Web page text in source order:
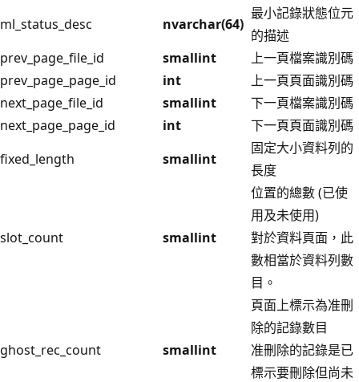
ml_status_desc
nvarchar(64)
最小記錄狀態位元
的描述
prev_page_file_id
smallint
上一頁檔案識別碼
prev_page_page_id
int
上一頁頁面識別碼
next_page_file_id
smallint
下一頁檔案識別碼
next_page_page_id
int
下一頁頁面識別碼
fixed_length
smallint
固定大小資料列的
長度
slot_count smallint
位置的總數 (已使
用及未使用)
對於資料頁面，此
數相當於資料列數
目。
ghost_rec_count smallint
頁面上標示為准刪
除的記錄數目
准刪除的記錄是已
標示要刪除但尚未